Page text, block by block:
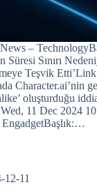
–
Süresi Sınırı
Teşvik
Character.ai’nin
oluşturduğu
11 Dec 2024
12-11